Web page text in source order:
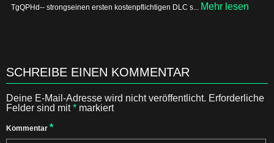
TgQPHd-- strongseinen ersten kostenpflichtigen DLC s... Mehr lesen
SCHREIBE EINEN KOMMENTAR
Deine E-Mail-Adresse wird nicht veröffentlicht. Erforderliche
Felder sind mit* markiert
Kommentar *